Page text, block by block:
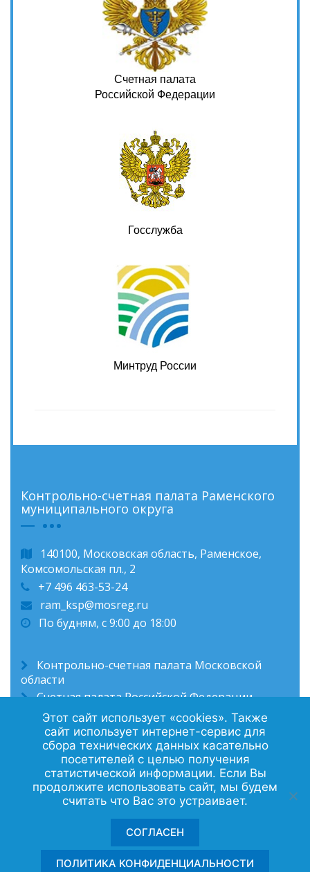
Счетная палата
Российской Федерации
Госслужба
Минтруд России
Контрольно-счетная палата Раменского
муниципального округа
140100, Московская область, Раменское,
Комсомольская пл., 2
+7 496 463-53-24
ram_ksp@mosreg.ru
По будням, с 9:00 до 18:00
Контрольно-счетная палата Московской
области
Счетная палата Российской Федерации
Администрация Раменского муниципального
округа
Политика конфиденциальности
Контакты
© 2025 © Контрольно-счетная палата
Этот сайт использует «cookies». Также
сайт использует интернет-сервис для
сбора технических данных касательно
посетителей с целью получения
статистической информации. Если Вы
продолжите использовать сайт, мы будем
считать что Вас это устраивает.
СОГЛАСЕН
ПОЛИТИКА КОНФИДЕНЦИАЛЬНОСТИ